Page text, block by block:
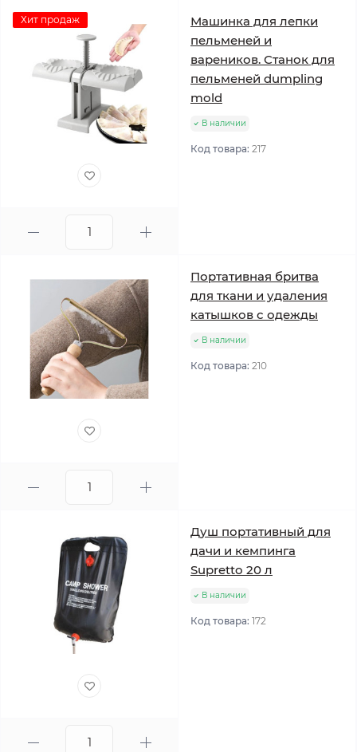
Хит продаж
Машинка для лепки
пельменей и
вареников. Станок для
пельменей dumpling
mold
В наличии
Код товара: 217
Портативная бритва
для ткани и удаления
катышков с одежды
В наличии
Код товара: 210
Душ портативный для
дачи и кемпинга
Supretto 20 л
В наличии
Код товара: 172